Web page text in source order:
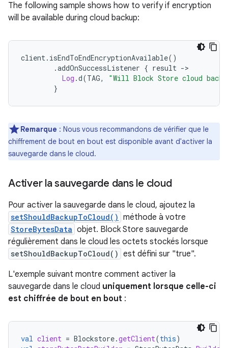
The following sample shows how to verify if encryption
will be available during cloud backup:
client. isEndToEndEncryptionAvailable()
.addOnSuccessListener { result ->
Log .d(TAG,
"Will Block Store cloud
}
Remarque : Nous vous recommandons de vérifier que le
chiffrement de bout en bout est disponible avant d'activer la
sauvegarde dans le cloud.
Activer la sauvegarde dans le cloud
Pour activer la sauvegarde dans le cloud, ajoutez la
setShouldBackupToCloud() méthode à votre
StoreBytesData objet. Block Store sauvegarde
régulièrement dans le cloud les octets stockés lorsque
setShouldBackupToCloud() est défini sur "true".
L'exemple suivant montre comment activer la
sauvegarde dans le cloud uniquement lorsque celle-ci
est chiffrée de bout en bout :
val client = Blockstore.getClient(this)